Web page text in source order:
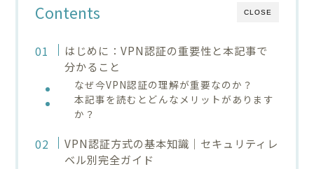
CLOSE
Contents
はじめに：VPN認証の重要性と本記事で
分かること
なぜ今VPN認証の理解が重要なのか？
本記事を読むとどんなメリットがあります
か？
VPN認証方式の基本知識｜セキュリティレ
ベル別完全ガイド